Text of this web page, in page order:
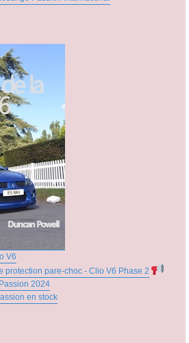
V6
protection pare-choc - Clio V6 Phase 2
2024
en stock